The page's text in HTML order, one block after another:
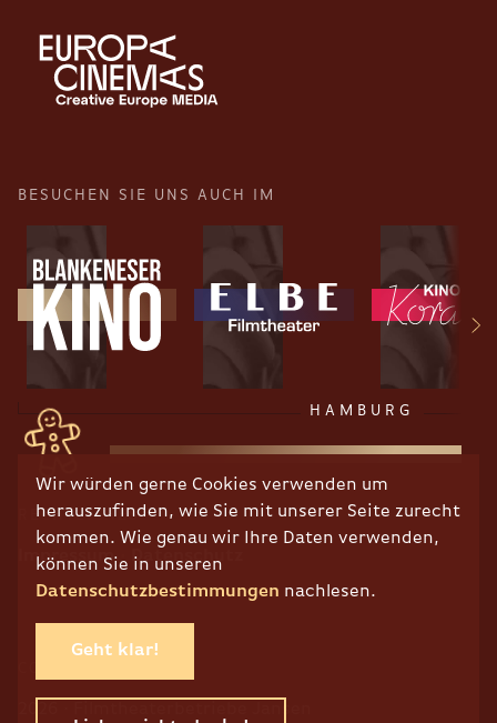
Wir würden gerne Cookies verwenden um
herauszufinden, wie Sie mit unserer Seite zurecht
kommen. Wie genau wir Ihre Daten verwenden,
können Sie in unseren
Datenschutzbestimmungen nachlesen.
Geht klar!
BESUCHEN SIE UNS AUCH IM
HAMBURG
RECHTLICHES
Impressum Datenschutz